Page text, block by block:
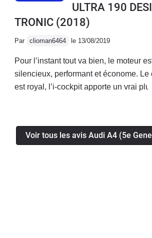
ULTRA 190
TRONIC (2018)
Par clioman6464 le 13/08/2019
Pour l’instant tout va bien, le moteur
silencieux, performant et économe. Le
est royal, l’i-cockpit apporte un vrai
permet d’avoir une voiture bonne à
Voir tous les avis Audi A4 (5e